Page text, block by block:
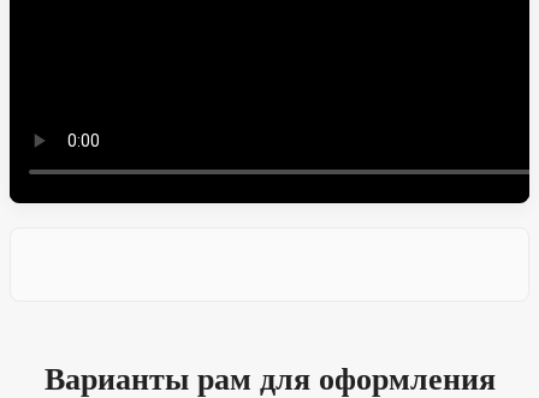
Варианты рам для оформления